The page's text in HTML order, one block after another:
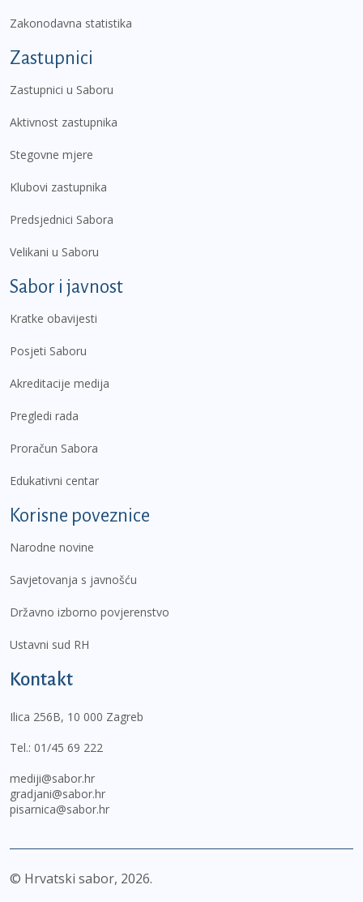
Zakonodavna statistika
Zastupnici
Zastupnici u Saboru
Aktivnost zastupnika
Stegovne mjere
Klubovi zastupnika
Predsjednici Sabora
Velikani u Saboru
Sabor i javnost
Kratke obavijesti
Posjeti Saboru
Akreditacije medija
Pregledi rada
Proračun Sabora
Edukativni centar
Korisne poveznice
Narodne novine
Savjetovanja s javnošću
Državno izborno povjerenstvo
Ustavni sud RH
Kontakt
Ilica 256B, 10 000 Zagreb
Tel.: 01/45 69 222
mediji@sabor.hr
gradjani@sabor.hr
pisarnica@sabor.hr
© Hrvatski sabor, 2026